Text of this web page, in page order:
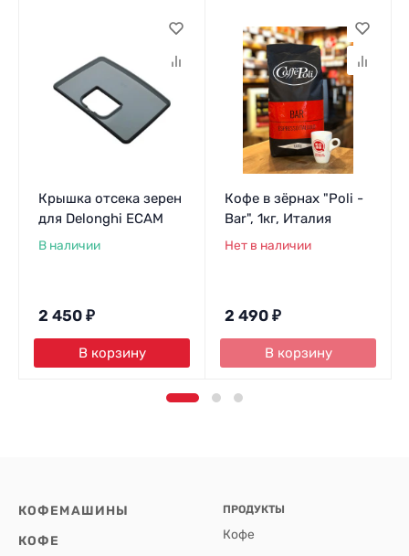
Крышка отсека зерен
для Delonghi ECAM
В наличии
2 450 ₽
В корзину
Кофе в зёрнах "Poli -
Bar", 1кг, Италия
Нет в наличии
2 490 ₽
В корзину
КОФЕМАШИНЫ
КОФЕ
ПРОДУКТЫ
Кофе